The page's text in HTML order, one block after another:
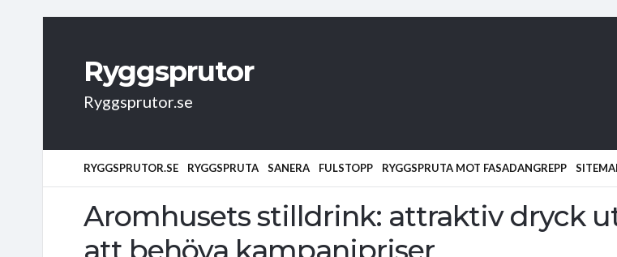
Ryggsprutor
Ryggsprutor.se
RYGGSPRUTOR.SE RYGGSPRUTA SANERA FULSTOPP RYGGSPRUTA MOT FASADANGREPP
Aromhusets stilldrink: attraktiv dryck
att behöva kampanjpriser